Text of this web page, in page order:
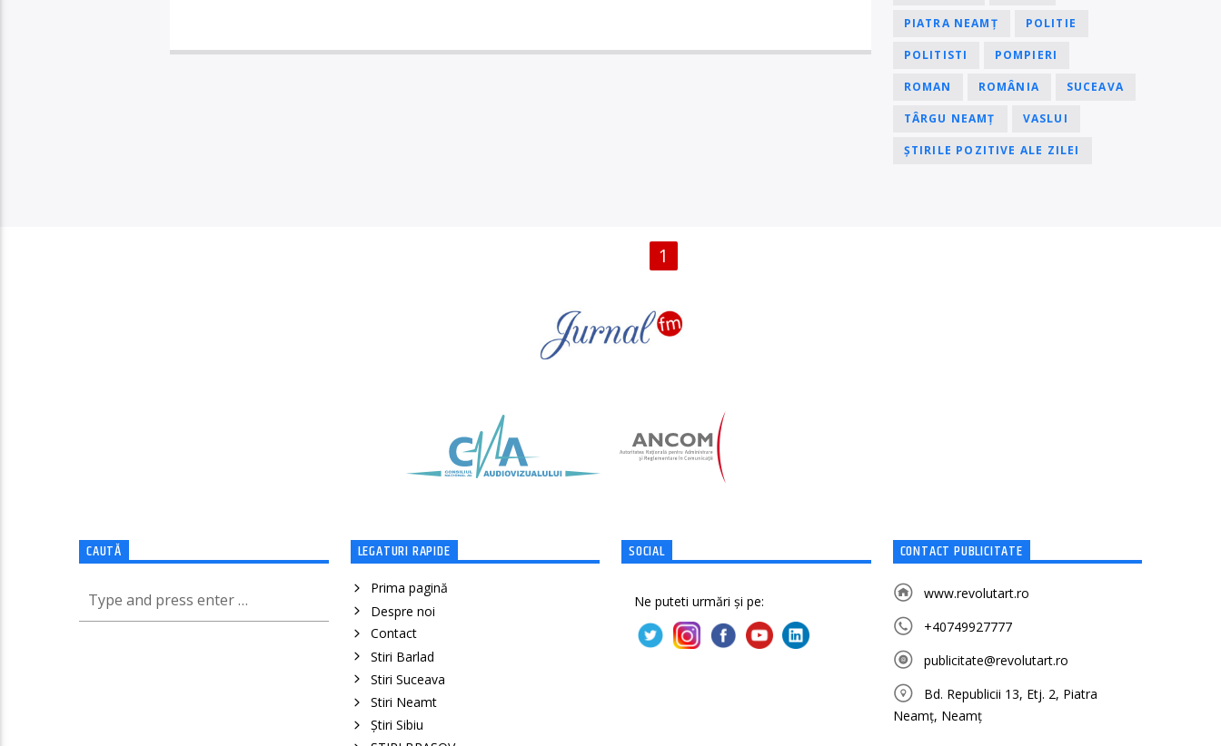
PIATRA NEAMȚ POLITIE
POLITISTI POMPIERI
ROMAN ROMÂNIA SUCEAVA
TÂRGU NEAMȚ VASLUI
ȘTIRILE POZITIVE ALE ZILEI
1
CAUTĂ LEGATURI RAPIDE
Prima pagină
Despre noi
Contact
Stiri Barlad
Stiri Suceava
Stiri Neamt
Știri Sibiu
SOCIAL
Ne puteti urmări și pe:
CONTACT PUBLICITATE
www.revolutart.ro
+40749927777
publicitate@revolutart.ro
Bd. Republicii 13, Etj. 2, Piatra
Neamț, Neamț